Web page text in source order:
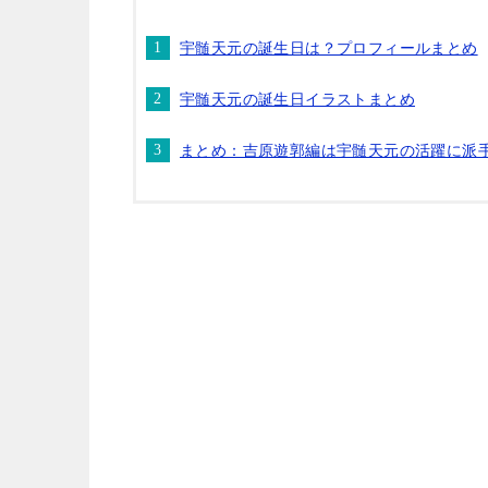
宇髄天元の誕生日は？プロフィールまとめ
宇髄天元の誕生日イラストまとめ
まとめ：吉原遊郭編は宇髄天元の活躍に派